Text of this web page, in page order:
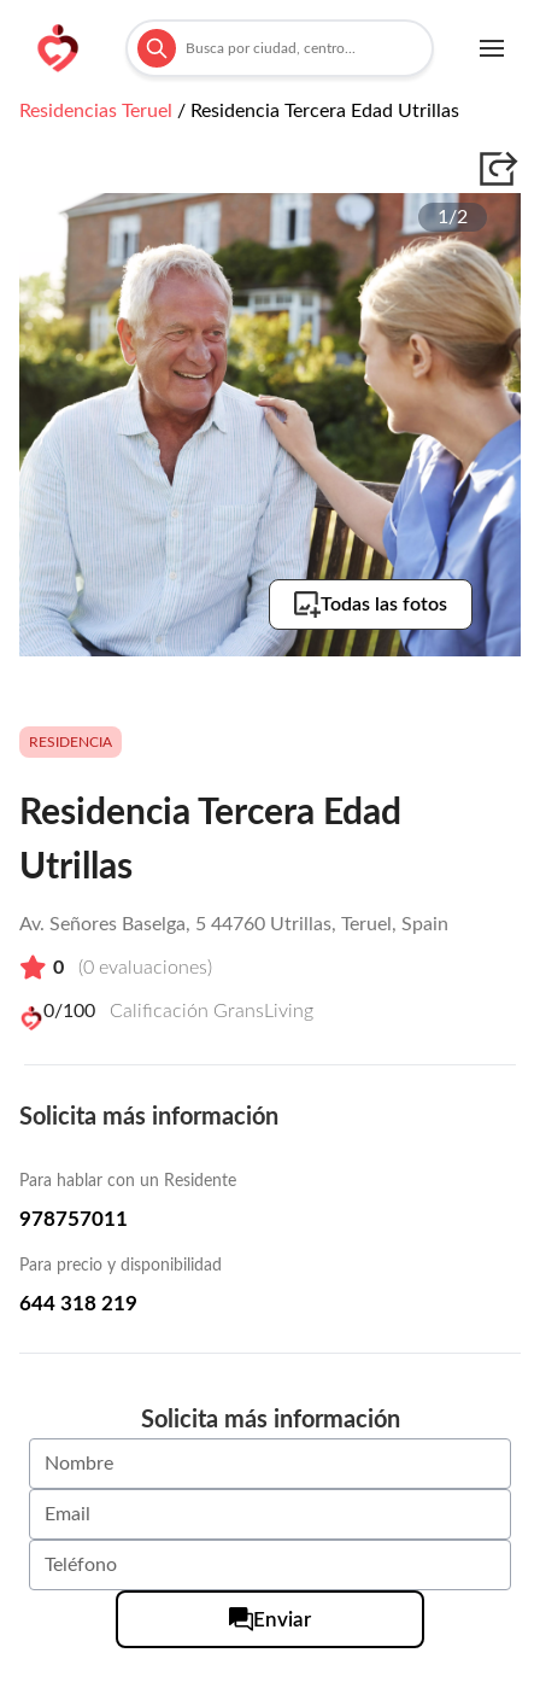
Residencias Teruel / Residencia Tercera Edad Utrillas
1/2
Todas las fotos
RESIDENCIA
Residencia Tercera Edad
Utrillas
Av. Señores Baselga, 5 44760 Utrillas, Teruel, Spain
0 (0 evaluaciones)
0/100 Calificación GransLiving
Solicita más información
Para hablar con un Residente
978757011
Para precio y disponibilidad
644 318 219
Solicita más información
Enviar